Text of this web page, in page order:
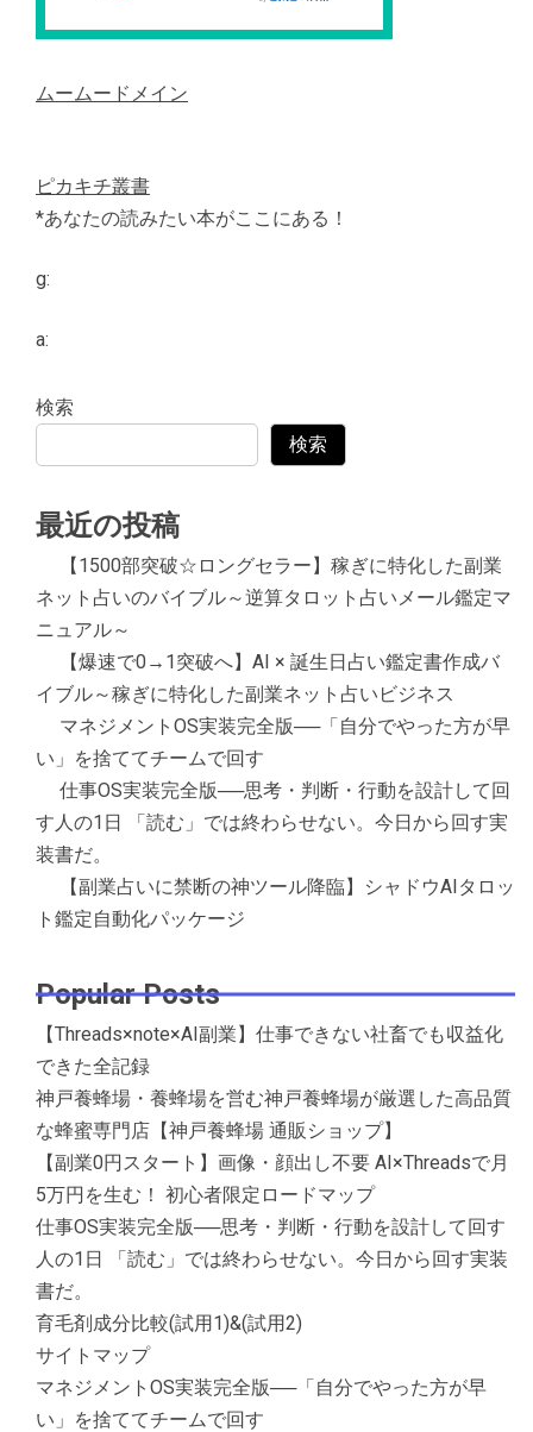
ムームードメイン
ピカキチ叢書
*あなたの読みたい本がここにある！
g:
a:
検索
検索
最近の投稿
【1500部突破☆ロングセラー】稼ぎに特化した副業
ネット占いのバイブル～逆算タロット占いメール鑑定マ
ニュアル～
【爆速で0→1突破へ】AI × 誕生日占い鑑定書作成バ
イブル～稼ぎに特化した副業ネット占いビジネス
マネジメントOS実装完全版──「自分でやった方が早
い」を捨ててチームで回す
仕事OS実装完全版──思考・判断・行動を設計して回
す人の1日 「読む」では終わらせない。今日から回す実
装書だ。
【副業占いに禁断の神ツール降臨】シャドウAIタロッ
ト鑑定自動化パッケージ
Popular Posts
【Threads×note×AI副業】仕事できない社畜でも収益化
できた全記録
神戸養蜂場・養蜂場を営む神戸養蜂場が厳選した高品質
な蜂蜜専門店【神戸養蜂場 通販ショップ】
【副業0円スタート】画像・顔出し不要 AI×Threadsで月
5万円を生む！ 初心者限定ロードマップ
仕事OS実装完全版──思考・判断・行動を設計して回す
人の1日 「読む」では終わらせない。今日から回す実装
書だ。
育毛剤成分比較(試用1)&(試用2)
サイトマップ
マネジメントOS実装完全版──「自分でやった方が早
い」を捨ててチームで回す